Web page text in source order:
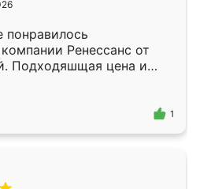
понравилось
Ренессанс от
Подходяшщая цена и
Приехавший
Владислав
эскизу самый
1